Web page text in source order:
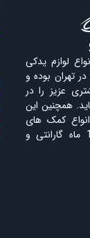
لوازم یدکی
تهران بوده و
عزیز را در
همچنین این
انواع کمک های
بادی خودروهای خارجی با 12 ماه گارانتی و